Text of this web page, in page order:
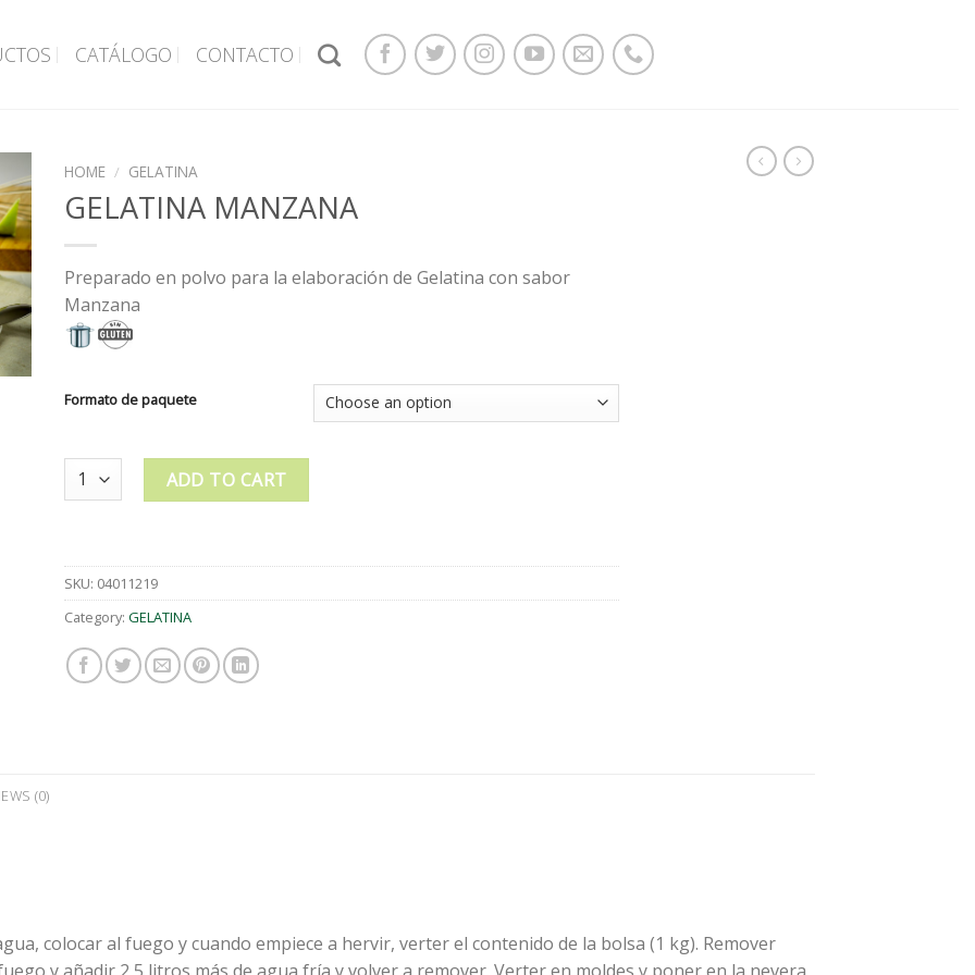
CATÁLOGO CONTACTO
HOME / GELATINA
GELATINA MANZANA
Preparado en polvo para la elaboración de Gelatina con sabor
Manzana
Formato de paquete
Quantity ADD TO CART
SKU: 04011219
Category: GELATINA
(0)
colocar al fuego y cuando empiece a hervir, verter el contenido de la bolsa (1 kg). Remover
y añadir 2,5 litros más de agua fría y volver a remover. Verter en moldes y poner en la nevera